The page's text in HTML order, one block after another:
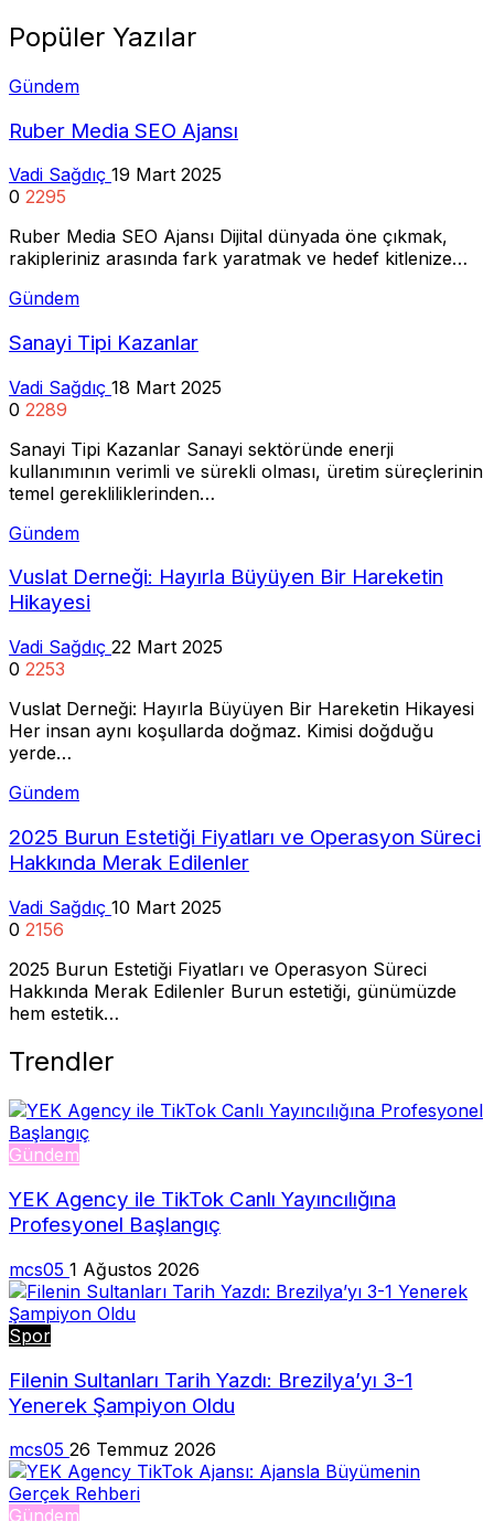
Popüler Yazılar
Gündem
Ruber Media SEO Ajansı
Vadi Sağdıç 19 Mart 2025
0 2295
Ruber Media SEO Ajansı Dijital dünyada öne çıkmak,
rakipleriniz arasında fark yaratmak ve hedef kitlenize…
Gündem
Sanayi Tipi Kazanlar
Vadi Sağdıç 18 Mart 2025
0 2289
Sanayi Tipi Kazanlar Sanayi sektöründe enerji
kullanımının verimli ve sürekli olması, üretim süreçlerinin
temel gerekliliklerinden…
Gündem
Vuslat Derneği: Hayırla Büyüyen Bir Hareketin
Hikayesi
Vadi Sağdıç 22 Mart 2025
0 2253
Vuslat Derneği: Hayırla Büyüyen Bir Hareketin Hikayesi
Her insan aynı koşullarda doğmaz. Kimisi doğduğu
yerde…
Gündem
2025 Burun Estetiği Fiyatları ve Operasyon Süreci
Hakkında Merak Edilenler
Vadi Sağdıç 10 Mart 2025
0 2156
2025 Burun Estetiği Fiyatları ve Operasyon Süreci
Hakkında Merak Edilenler Burun estetiği, günümüzde
hem estetik…
Trendler
Gündem
YEK Agency ile TikTok Canlı Yayıncılığına
Profesyonel Başlangıç
mcs05 1 Ağustos 2026
Spor
Filenin Sultanları Tarih Yazdı: Brezilya’yı 3-1
Yenerek Şampiyon Oldu
mcs05 26 Temmuz 2026
Gündem